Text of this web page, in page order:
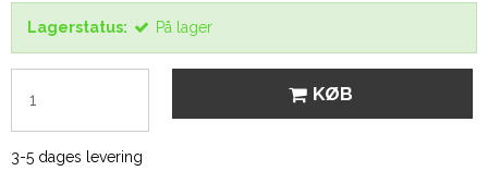
Lagerstatus: På lager
KØB
3-5 dages levering